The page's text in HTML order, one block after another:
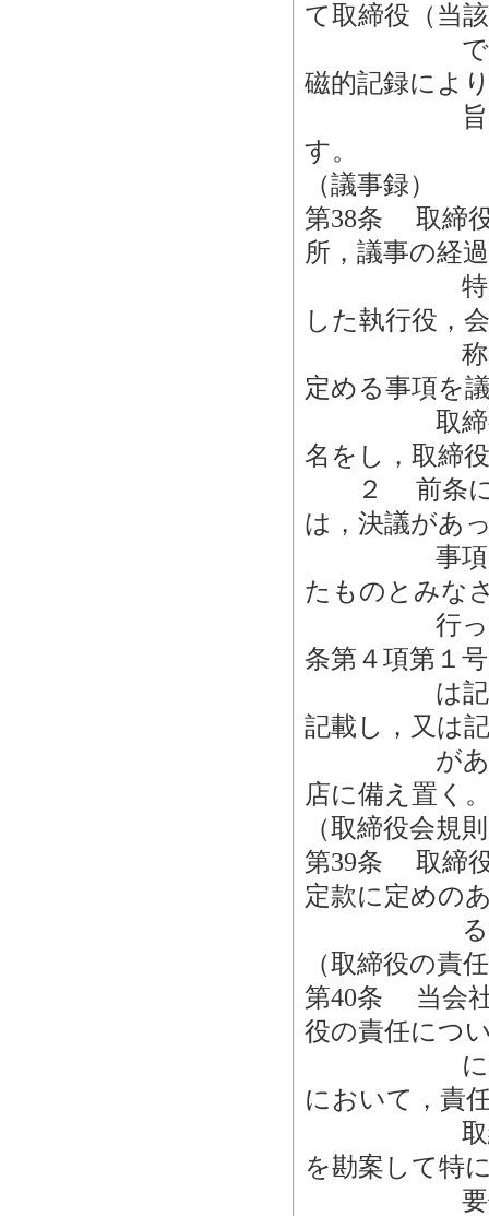
て取締役（当
できるも
磁的記録によ
旨の取締
す。
（議事録）
第38条 取締
所，議事の経
特別利害
した執行役，
称その他
定める事項を
取締役が
名をし，取締
２ 前条によ
は，決議があ
事項を提
たものとみな
行った取締
条第４項第１
は記録し
記載し，又は
があった
店に備え置く
（取締役会規
第39条 取締
定款に定めの
る取締役
（取締役の責
第40条 当会社
役の責任につ
につき善
において，責
取締役の
を勘案して特
要件に該